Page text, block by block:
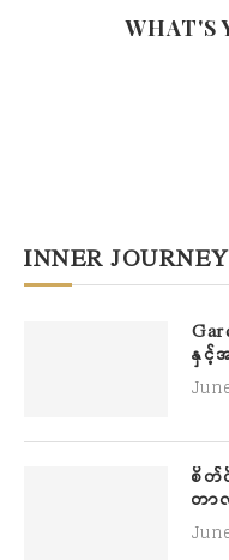
WHAT'S
INNER JOURNEY
နှင့်
စိတ်
တာ